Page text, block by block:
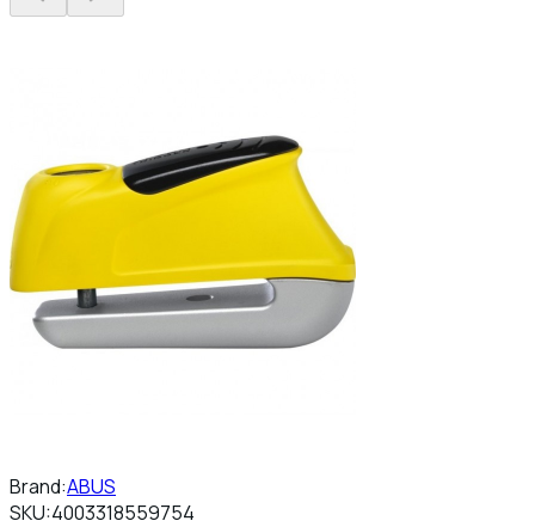
Brand:ABUS
SKU:4003318559754